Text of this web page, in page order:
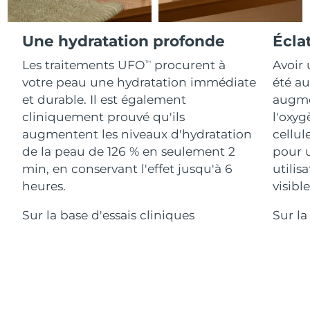
Une hydratation profonde
Les traitements UFOTM
procurent à
votre peau une hydratation immédiate
et durable. Il est également
cliniquement prouvé qu'ils
augmentent les niveaux d'hydratation
de la peau de 126 % en seulement 2
min, en conservant l'effet jusqu'à 6
heures.
Sur la base d'essais cliniques
Avoir
été
pour
Sur
For healthy hair
18% PAP
Cosmétiques Hommes
Acheter tout
FOREO APP
À PROPROS
Israël Livraison estimée
Italie Livraison estimée 8/10/26
Japon Livraison estimée8/13/26
Jersey Livraison estimée 8/15/26
Kazakhstan Livraison estimée 8/12/26
Koweït Livraison estimée 8/10/26
Lettonie Livraison estimée 8/10/26